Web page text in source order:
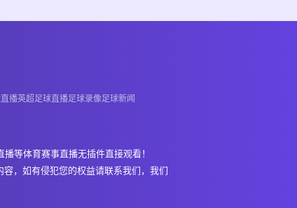
播英超足球直播足球录像足球新闻
等体育赛事直播无插件直接观看！
，如有侵犯您的权益请联系我们，我们